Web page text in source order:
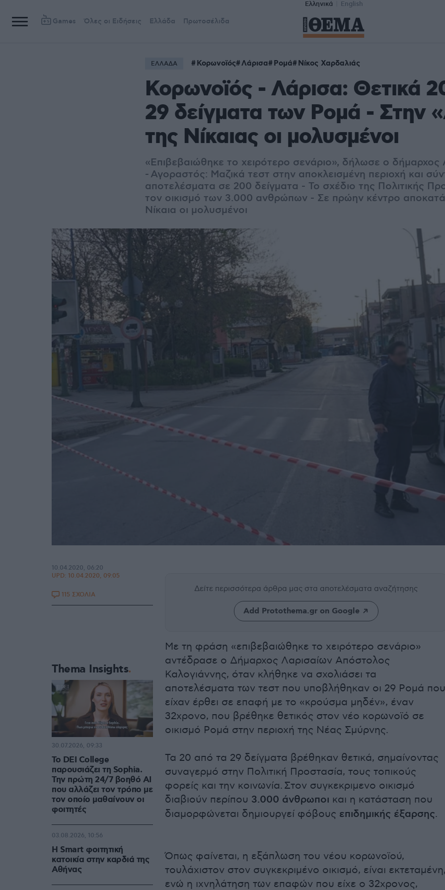
Ελληνικά English
Games Όλες οι Ειδήσεις Ελλάδα Πρωτοσέλιδα
ΕΛΛΑΔΑ Κορωνοϊός Λάρισα Ρομά Νίκος Χαρδαλιάς
Κορωνοϊός - Λάρισα: Θετικά
29 δείγματα των Ρομά - Στην
της Νίκαιας οι μολυσμένοι
«Επιβεβαιώθηκε το χειρότερο σενάριο», δήλωσε ο δήμαρχος
- Αγοραστός: Μαζικά τεστ στην αποκλεισμένη περιοχή και
αποτελέσματα σε 200 δείγματα - Το σχέδιο της Πολιτικής
τον οικισμό των 3.000 ανθρώπων - Σε πρώην κέντρο
Νίκαια οι μολυσμένοι
Δείτε περισσότερα άρθρα μας στα αποτελέσματα αναζήτησης
Add Protothema.gr on Google
Με τη φράση «επιβεβαιώθηκε το χειρότερο σενάριο»
αντέδρασε ο Δήμαρχος Λαρισαίων Απόστολος
Καλογιάννης, όταν κλήθηκε να σχολιάσει τα
αποτελέσματα των τεστ που υποβλήθηκαν οι 29 Ρομά που
είχαν έρθει σε επαφή με το «κρούσμα μηδέν», έναν
32χρονο, που βρέθηκε θετικός στον νέο κορωνοϊό σε
οικισμό Ρομά στην περιοχή της Νέας Σμύρνης.
Τα 20 από τα 29 δείγματα βρέθηκαν θετικά, σημαίνοντας
συναγερμό στην Πολιτική Προστασία, τους τοπικούς
φορείς και την κοινωνία. Στον συγκεκριμενο οικισμό
διαβιούν περίπου 3.000 άνθρωποι και η κατάσταση που
διαμορφώνεται δημιουργεί φόβους επιδημικής έξαρσης.
Όπως φαίνεται, η εξάπλωση του νέου κορωνοϊού,
τουλάχιστον στον συγκεκριμένο οικισμό, είναι
ενώ η ιχνηλάτηση των επαφών που είχε ο 32χρονος,
10.04.2020, 06:20
UPD: 10.04.2020, 09:05
115 ΣΧΟΛΙΑ
Thema Insights
Το DEI College
παρουσιάζει τη Sophia.
Την πρώτη 24/7 βοηθό AI
που αλλάζει τον τρόπο με
τον οποίο μαθαίνουν οι
φοιτητές
30.07.2026, 09:33
Η Smart φοιτητική
κατοικία στην καρδιά της
Αθήνας
03.08.2026, 10:56